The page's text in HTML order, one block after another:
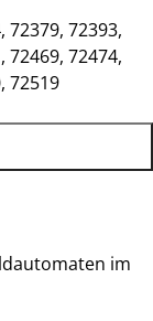
72379, 72393,
72469, 72474,
72519
im